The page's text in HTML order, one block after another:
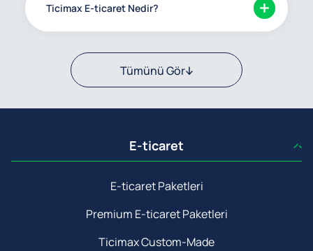
Ticimax E-ticaret Nedir?
Tümünü Gör
E-ticaret
E-ticaret Paketleri
Premium E-ticaret Paketleri
Ticimax Custom-Made